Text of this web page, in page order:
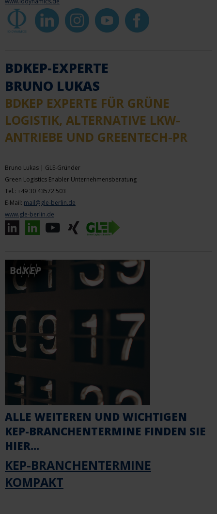
BDKEP-EXPERTE
BRUNO LUKAS
BDKEP EXPERTE FÜR GRÜNE
LOGISTIK, ALTERNATIVE LKW-
ANTRIEBE UND GREENTECH-PR
Bruno Lukas | GLE-Gründer
Green Logistics Enabler Unternehmensberatung
Tel.: +49 30 43572 503
E-Mail: mail@gle-berlin.de
www.gle-berlin.de
ALLE WEITEREN UND WICHTIGEN
KEP-BRANCHENTERMINE FINDEN SIE
HIER...
KEP-BRANCHENTERMINE
KOMPAKT